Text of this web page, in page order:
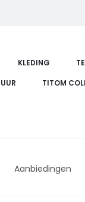
KLEDING
TITOM
Aanbiedingen